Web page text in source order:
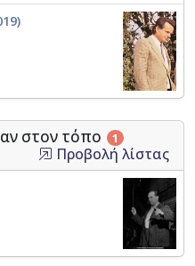
στον τόπο 1
Προβολή λίστας